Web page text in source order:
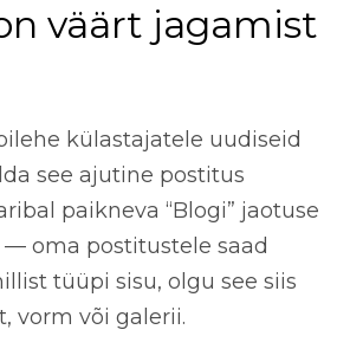
väärt jagamist
külastajatele uudiseid
see ajutine postitus
paikneva “Blogi” jaotuse
— oma postitustele saad
tüüpi sisu, olgu see siis
vorm või galerii.